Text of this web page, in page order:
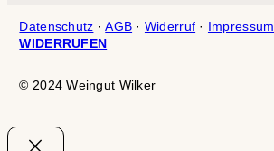
© 2024 Weingut Wilker
Datenschutz ·AGB · Widerruf · Impressum
WIDERRUFEN